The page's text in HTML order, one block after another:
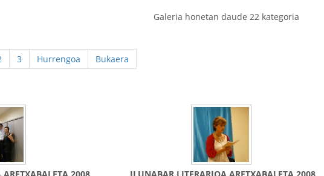
Galeria honetan daude 22 kategoria
3 Hurrengoa Bukaera